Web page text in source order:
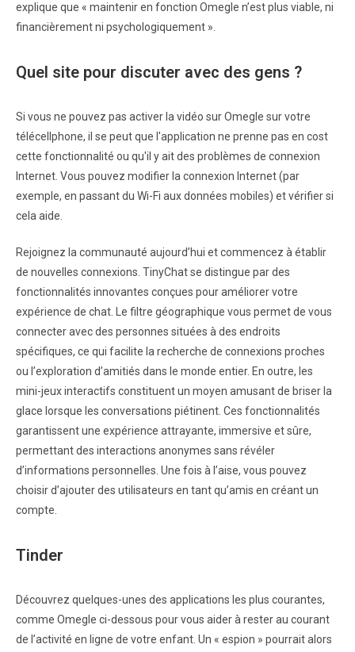
explique que « maintenir en fonction Omegle n’est plus viable, ni
financièrement ni psychologiquement ».
Quel site pour discuter avec des gens ?
Si vous ne pouvez pas activer la vidéo sur Omegle sur votre
télécellphone, il se peut que l'application ne prenne pas en cost
cette fonctionnalité ou qu'il y ait des problèmes de connexion
Internet. Vous pouvez modifier la connexion Internet (par
exemple, en passant du Wi-Fi aux données mobiles) et vérifier si
cela aide.
Rejoignez la communauté aujourd’hui et commencez à établir
de nouvelles connexions. TinyChat se distingue par des
fonctionnalités innovantes conçues pour améliorer votre
expérience de chat. Le filtre géographique vous permet de vous
connecter avec des personnes situées à des endroits
spécifiques, ce qui facilite la recherche de connexions proches
ou l’exploration d’amitiés dans le monde entier. En outre, les
mini-jeux interactifs constituent un moyen amusant de briser la
glace lorsque les conversations piétinent. Ces fonctionnalités
garantissent une expérience attrayante, immersive et sûre,
permettant des interactions anonymes sans révéler
d’informations personnelles. Une fois à l’aise, vous pouvez
choisir d’ajouter des utilisateurs en tant qu’amis en créant un
compte.
Tinder
Découvrez quelques-unes des applications les plus courantes,
comme Omegle ci-dessous pour vous aider à rester au courant
de l’activité en ligne de votre enfant. Un « espion » pourrait alors